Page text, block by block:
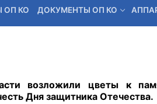
ОП КО ДОКУМЕНТЫ ОП КО
ОБРАТНАЯ СВЯЗЬ
возложили цветы к
Дня защитника Отечества.